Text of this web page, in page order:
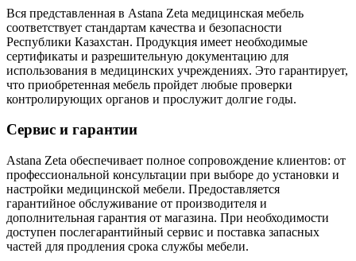
Вся представленная в Astana Zeta медицинская мебель
соответствует стандартам качества и безопасности
Республики Казахстан. Продукция имеет необходимые
сертификаты и разрешительную документацию для
использования в медицинских учреждениях. Это гарантирует,
что приобретенная мебель пройдет любые проверки
контролирующих органов и прослужит долгие годы.
Сервис и гарантии
Astana Zeta обеспечивает полное сопровождение клиентов: от
профессиональной консультации при выборе до установки и
настройки медицинской мебели. Предоставляется
гарантийное обслуживание от производителя и
дополнительная гарантия от магазина. При необходимости
доступен послегарантийный сервис и поставка запасных
частей для продления срока службы мебели.